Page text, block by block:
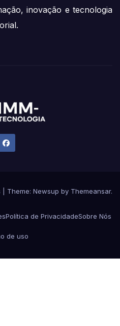
inovação e tecnologia
Theme: Newsup by Themeansar.
Política de PrivacidadeSobre Nós
de uso